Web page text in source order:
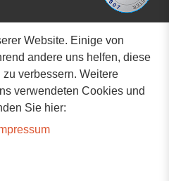
34
Wangen
9566068
Website. Einige von
andere uns helfen, diese
verbessern. Weitere
verwendeten Cookies und
Sie hier: